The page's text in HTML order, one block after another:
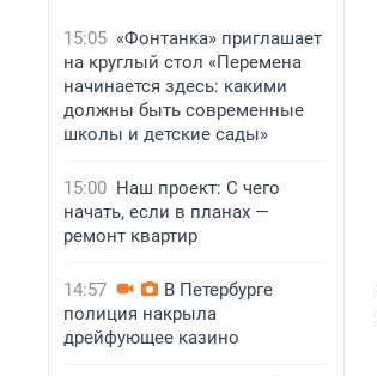
15:05 «Фонтанка» приглашает
на круглый стол «Перемена
начинается здесь: какими
должны быть современные
школы и детские сады»
15:00 Наш проект: С чего
начать, если в планах —
ремонт квартир
14:57
В Петербурге
полиция накрыла
дрейфующее казино